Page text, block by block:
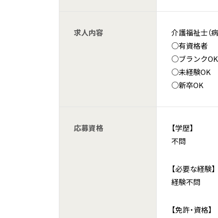
求人内容
介護福祉士（
○有資格者
○ブランクOK
○未経験OK
○新卒OK
応募資格
【学歴】
不問
【必要な経験】
経験不問
【免許・資格】